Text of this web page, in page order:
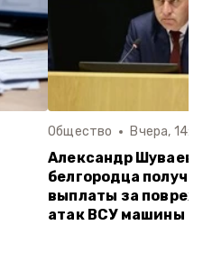
Общество Вчера,
Александр Шуваев:
белгородца
выплаты за
атак ВСУ машины